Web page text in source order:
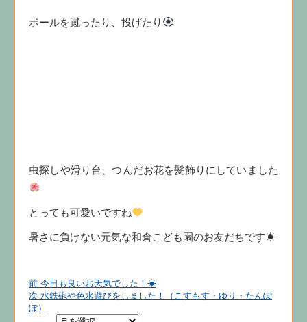
ボールを蹴ったり、投げたり
虫探しや滑り台、つんだお花を髪飾りにしていました
とっても可愛いですね
暑さに負けない元気な和倉こども園のお友だちです☀
投
稿
前 前
の
投
今日も良いお天気でした！☀
次 次
の
水鉄砲や色水遊びをしました！（こすもす・ゆり・たんぽ
ぽ）